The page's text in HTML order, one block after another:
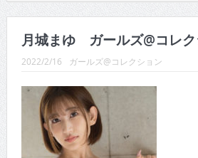
2022/2/16 ガールズ@コレクション